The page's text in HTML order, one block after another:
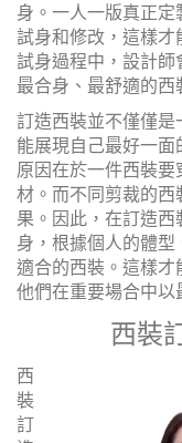
身。一人一版真正
試身和修改，這樣才
試身過程中，設計師
最合身、最舒適的西
訂造西裝並不僅僅是
能展現自己最好一面
原因在於一件西裝
材。而不同剪裁的西
果。因此，在訂造
身，根據個人的體
適合的西裝。這樣才
他們在重要場合中以
西裝
西
裝
訂